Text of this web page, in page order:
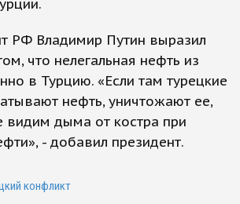
РФ Владимир Путин выразил
что нелегальная нефть из
в Турцию. «Если там турецкие
нефть, уничтожают ее,
видим дыма от костра при
- добавил президент.
конфликт